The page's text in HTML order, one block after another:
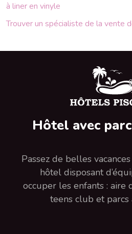
à liner en vinyle
Trouver un spécialiste de la vente
Hôtel avec
Passez de belles
hôtel disposant
occuper les enfants : aire
teens club et parcs